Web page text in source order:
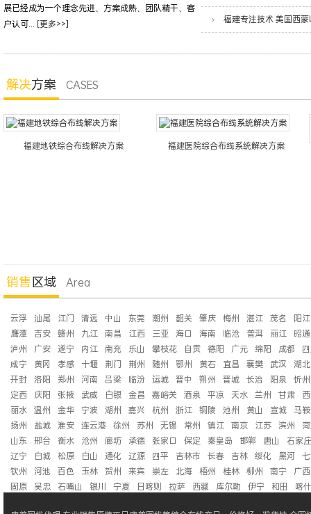
展已经成为一个理念先进、方案成熟、团队精干、客
户认可... [更多>>]
解决方案 CASES
福建地铁综合布线解决方案 福建医院综合布线系统解决方案
销售区域 Area
云浮 汕尾 江门 清远 中山 东莞 潮州 韶关 肇庆 梅州 湛江 茂名
阳江
鹰潭 吉安 赣州 九江 南昌 江西 三亚 海口 海南 临沧 普洱 丽江
昭通
泸州
广安 遂宁 内江 南充 乐山 攀枝花 自贡 德阳 广元 绵阳 成都
咸宁
黄冈 孝感 十堰 荆门 荆州 随州 鄂州 黄石 宜昌 襄樊 武汉 湖北
开封 洛阳 郑州 河南 吕梁 临汾 运城 晋中 朔州 晋城 长治 阳泉 忻州
定西
庆阳 张掖 武威 白银 金昌 嘉峪关 酒泉 平凉 天水 兰州 甘肃
丽水 温州 金华 宁波 湖州 嘉兴 杭州 浙江 铜陵 池州 黄山 宣城
马
扬州
盐城 淮安 连云港 徐州 苏州 无锡 常州 镇江 南京 江苏 滨州
山东
邢台 衡水 沧州 廊坊 承德 张家口 保定 秦皇岛 邯郸 唐山
石家庄
辽宁
白城 松原 白山 通化 辽源 四平 吉林市 长春 吉林 绥化 黑河
钦州
河池 百色 玉林 贺州 来宾 崇左 北海 梧州 桂林 柳州 南宁
广西
固原
吴忠 石嘴山 银川 宁夏 日喀则 拉萨 西藏 库尔勒 伊宁 和田 喀什